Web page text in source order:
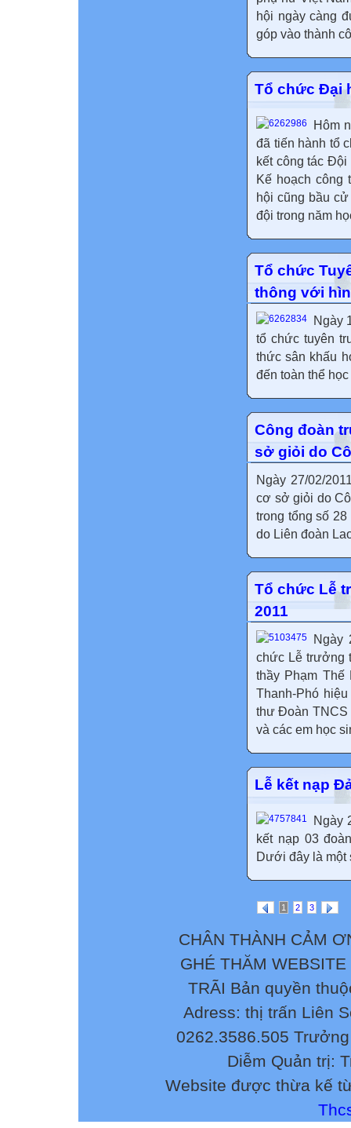
hội ngày càng
góp vào thành
Tổ chức Đại
Hôm
đã tiến hành tổ
kết công tác Đội
Kế hoạch công
hội cũng bầu
đội trong năm
Tổ chức
thông với
Ngày
tổ chức tuyên
thức sân khấu
đến toàn thể
Công đoàn
sở giỏi do
Ngày 27/02/
cơ sở giỏi do
trong tổng số
do Liên đoàn
Tổ chức Lễ
2011
Ngày
chức Lễ trưởng
thầy Phạm
Thanh-Phó
thư Đoàn TNCS
và các em học
Lễ kết nạp
Ngày
kết nạp 03
Dưới đây là một
1 2 3
CHÂN THÀNH CẢM
GHÉ THĂM
TRÃI Bản quyền
Adress: thị trấn Liên
0262.3586.505
Diễm Quản trị:
Website được thừa kế